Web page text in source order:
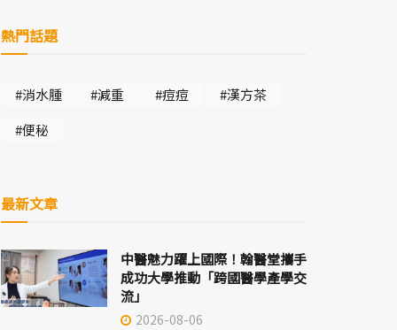
熱門話題
#消水腫 #減重 #痘痘
#漢方茶
#便秘
最新文章
中醫魅力躍上國際！翰醫堂攜手
成功大學推動「跨國醫學產學交
流」
2026-08-06